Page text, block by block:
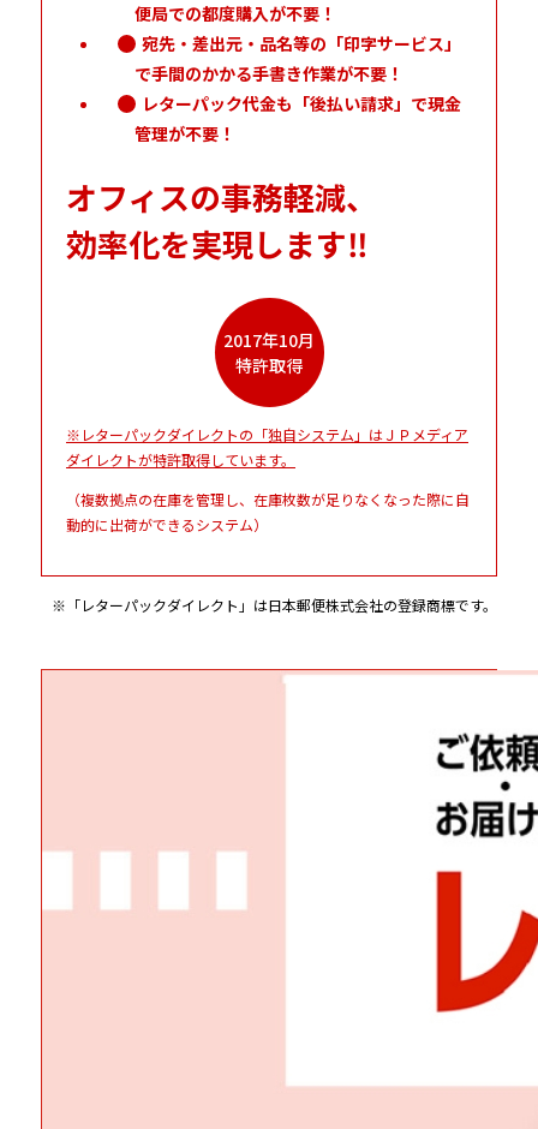
便局での都度購入が不要！
宛先・差出元・品名等の「印字サービス」
で手間のかかる手書き作業が不要！
レターパック代金も「後払い請求」で現金
管理が不要！
オフィスの事務軽減、
効率化を実現します‼
2017年10月
特許取得
※レターパックダイレクトの「独自システム」はＪＰメディア
ダイレクトが特許取得しています。
（複数拠点の在庫を管理し、在庫枚数が足りなくなった際に自
動的に出荷ができるシステム）
※「レターパックダイレクト」は日本郵便株式会社の登録商標です。